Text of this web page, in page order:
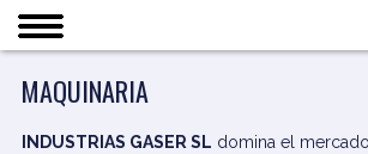
MAQUINARIA
INDUSTRIAS GASER SL domina el